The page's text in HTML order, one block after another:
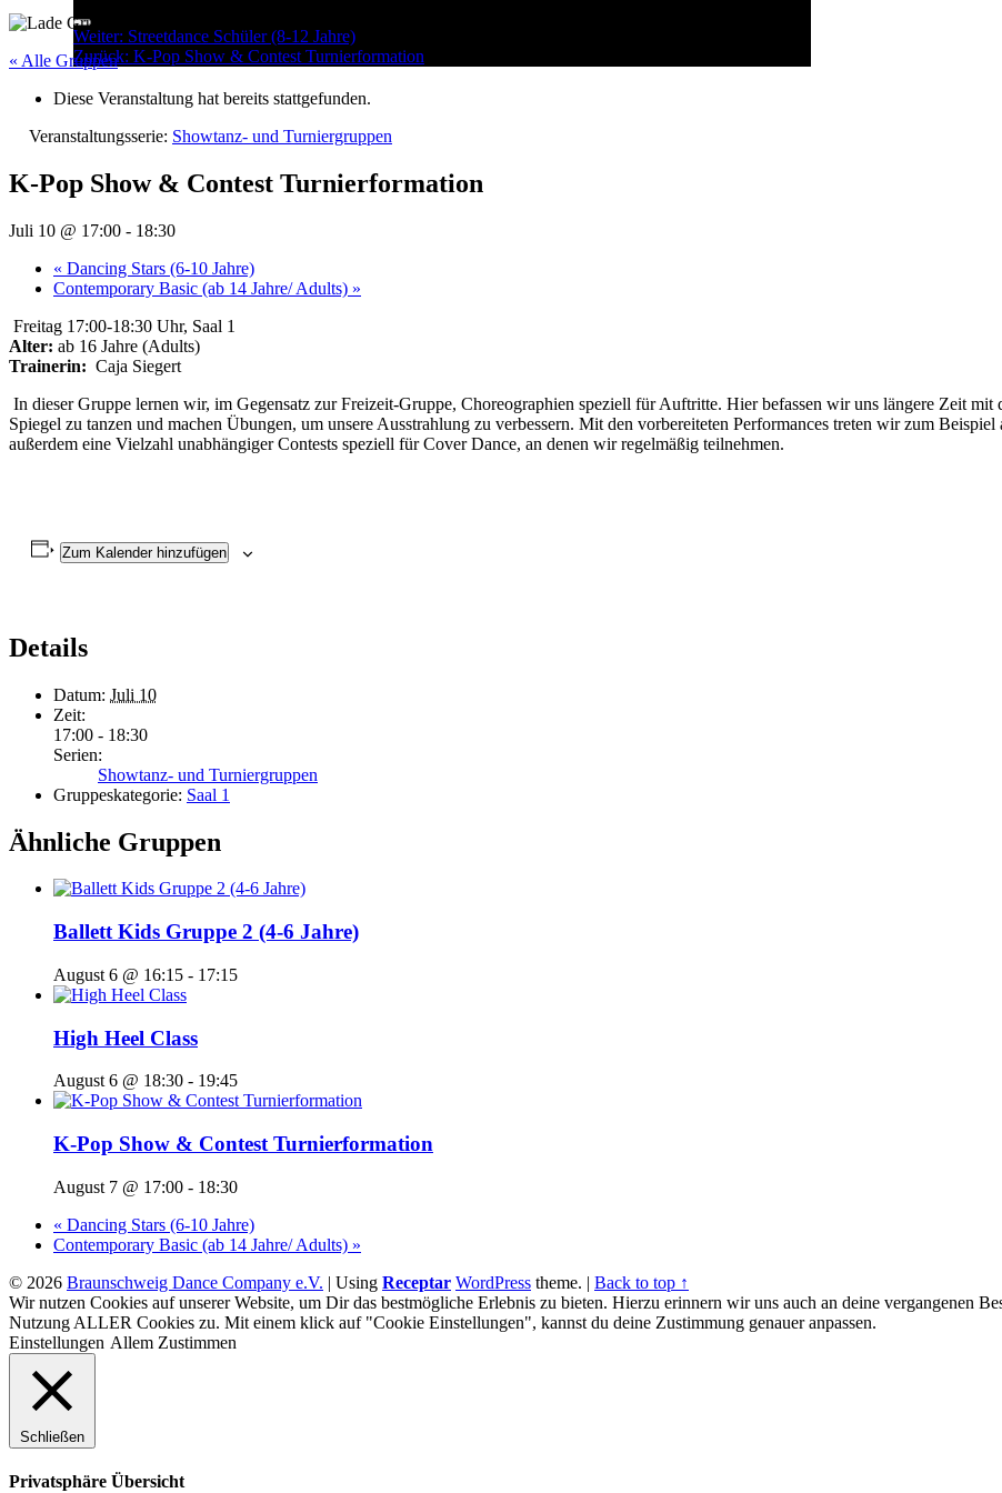
Menu
Post
navigation
Weiter: Streetdance Schüler (8-12 Jahre)
Zurück: K-Pop Show & Contest Turnierformation
« Alle Gruppen
Diese Veranstaltung hat bereits stattgefunden.
Veranstaltungsserie: Showtanz- und Turniergruppen
K-Pop Show & Contest Turnierformation
Juli 10 @ 17:00 - 18:30
« Dancing Stars (6-10 Jahre)
Contemporary Basic (ab 14 Jahre/ Adults) »
Freitag 17:00-18:30 Uhr, Saal 1
Alter: ab 16 Jahre (Adults)
Trainerin: Caja Siegert
In dieser Gruppe lernen wir, im Gegensatz zur Freizeit-Gruppe, Choreographien speziell für Auftritte. Hier befassen wir uns längere Zeit
Spiegel zu tanzen und machen Übungen, um unsere Ausstrahlung zu verbessern. Mit den vorbereiteten Performances treten wir zum
außerdem eine Vielzahl unabhängiger Contests speziell für Cover Dance, an denen wir regelmäßig teilnehmen.
Zum Kalender hinzufügen
Details
Datum: Juli 10
Zeit:
17:00 - 18:30
Serien:
Showtanz- und Turniergruppen
Gruppeskategorie: Saal 1
Ähnliche Gruppen
Ballett Kids Gruppe 2 (4-6 Jahre)
August 6 @ 16:15 - 17:15
High Heel Class
August 6 @ 18:30 - 19:45
K-Pop Show & Contest Turnierformation
August 7 @ 17:00 - 18:30
« Dancing Stars (6-10 Jahre)
Contemporary Basic (ab 14 Jahre/ Adults) »
© 2026 Braunschweig Dance Company e.V. | Using Receptar WordPress theme. | Back to top ↑
Wir nutzen Cookies auf unserer Website, um Dir das bestmögliche Erlebnis zu bieten. Hierzu erinnern wir uns auch an deine vergangenen
Nutzung ALLER Cookies zu. Mit einem klick auf "Cookie Einstellungen", kannst du deine Zustimmung genauer anpassen.
Einstellungen Allem Zustimmen
Schließen
Privatsphäre Übersicht